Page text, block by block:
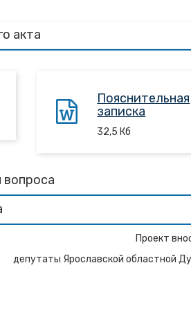
акта
Пояснительная
записка
32,5 Кб
вопроса
Проект
депутаты Ярославской областной